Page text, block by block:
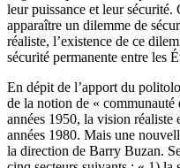
leur puissance et leur
apparaître un dilemme de
réaliste, l’existence de ce
sécurité permanente entre les
En dépit de l’apport du
de la notion de « communauté
années 1950, la vision réaliste
années 1980. Mais une
la direction de Barry Buzan.